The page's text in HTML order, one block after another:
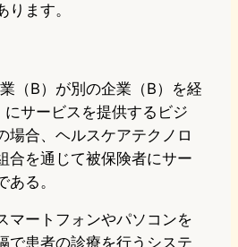
ます。
（B）が別の企業（B）を経
サービスを提供するビジ
場合、ヘルスケアテクノロ
合を通じて被保険者にサー
ある。
マートフォンやパソコンを
で患者の診療を行うシステ